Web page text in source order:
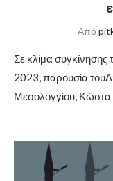
Από
Σε κλίμα
2023, παρουσία
Μεσολογγίου,